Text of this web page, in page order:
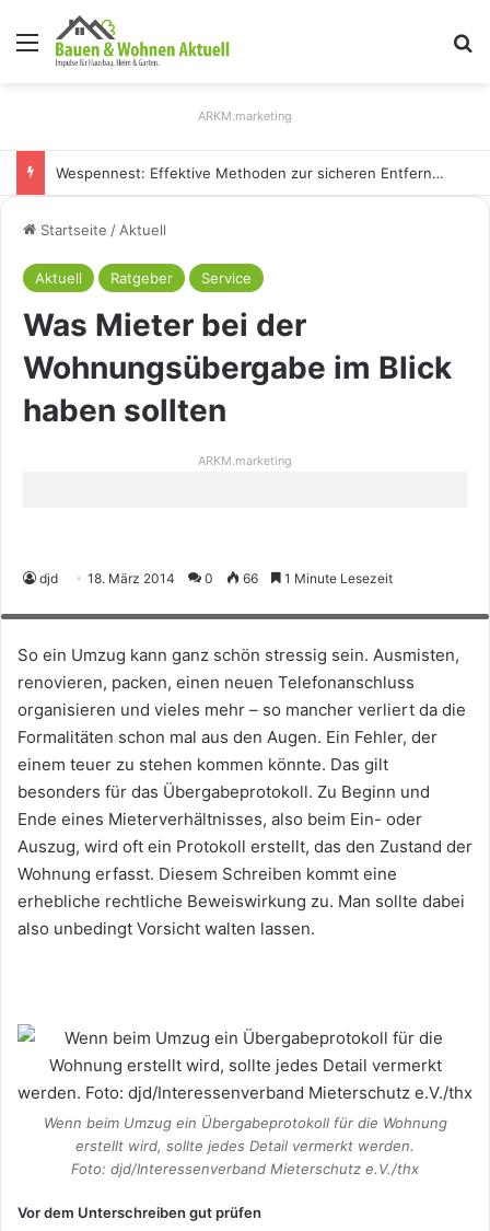
Menü
ARKM.marketing
Holz Pendelleuchten: Eleganz und Nachhaltigkeit für Ihr Zuhause
Startseite / Aktuell
Aktuell Ratgeber Service
Was Mieter bei der
Wohnungsübergabe im Blick
haben sollten
ARKM.marketing
djd 18. März 2014 0 66 1 Minute Lesezeit
sollte jedes Detail vermerkt werden. Foto: djd/Interessenverband
So ein Umzug kann ganz schön stressig sein. Ausmisten,
renovieren, packen, einen neuen Telefonanschluss
organisieren und vieles mehr – so mancher verliert da die
Formalitäten schon mal aus den Augen. Ein Fehler, der
einem teuer zu stehen kommen könnte. Das gilt
besonders für das Übergabeprotokoll. Zu Beginn und
Ende eines Mieterverhältnisses, also beim Ein- oder
Auszug, wird oft ein Protokoll erstellt, das den Zustand der
Wohnung erfasst. Diesem Schreiben kommt eine
erhebliche rechtliche Beweiswirkung zu. Man sollte dabei
also unbedingt Vorsicht walten lassen.
Wenn beim Umzug ein Übergabeprotokoll für die Wohnung
erstellt wird, sollte jedes Detail vermerkt werden.
Foto: djd/Interessenverband Mieterschutz e.V./thx
Vor dem Unterschreiben gut prüfen